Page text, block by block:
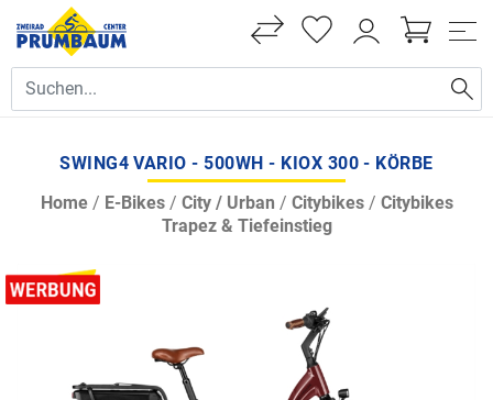
SWING4 VARIO - 500WH - KIOX 300 - KÖRBE
Home/ E-Bikes/ City / Urban / Citybikes/ Citybikes
Trapez & Tiefeinstieg